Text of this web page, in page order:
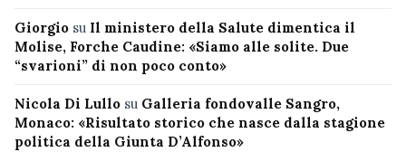
Giorgio su Il ministero della Salute dimentica il
Molise, Forche Caudine: «Siamo alle solite. Due
“svarioni” di non poco conto»
Nicola Di Lullo su Galleria fondovalle Sangro,
Monaco: «Risultato storico che nasce dalla stagione
politica della Giunta D’Alfonso»